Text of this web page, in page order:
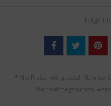
Folge
* Alle Preise inkl. gesetzl.
Nachnahmegebühren,